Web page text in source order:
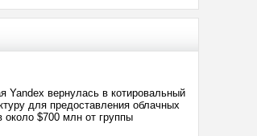
Yandex вернулась в котировальный
для предоставления облачных
около $700 млн от группы